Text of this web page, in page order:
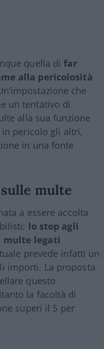
quella difar
alla pericolosità
che
un tentativo di
alla sua funzione
pericolo gli altri,
in una fonte
multe
a essere accolta
lo stop agli
multe legati
prevede infatti un
importi. La proposta
questo
la facoltà di
superi il 5 per